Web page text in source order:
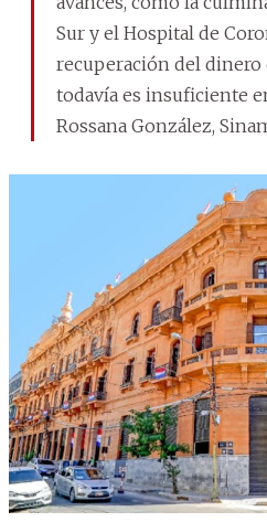
Sur y el Hospital de
recuperación del dinero
todavía es insuficiente
Rossana González,